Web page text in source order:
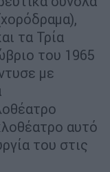
τα Τρία
του 1965
με
αυτό
του στις